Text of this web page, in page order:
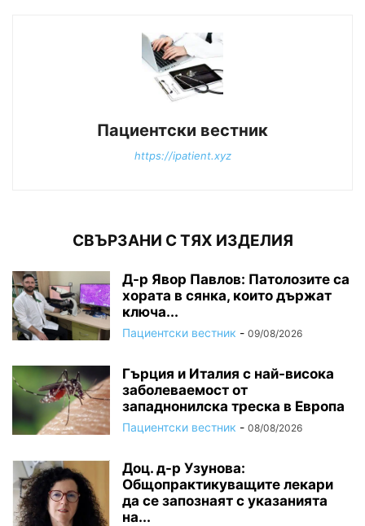
Пациентски вестник
https://ipatient.xyz
СВЪРЗАНИ С ТЯХ ИЗДЕЛИЯ
Д-р Явор Павлов: Патолозите са
хората в сянка, които държат
ключа...
Пациентски вестник - 09/08/2026
Гърция и Италия с най-висока
заболеваемост от
западнонилска треска в Европа
Пациентски вестник - 08/08/2026
Доц. д-р Узунова:
Общопрактикуващите лекари
да се запознаят с указанията
на...